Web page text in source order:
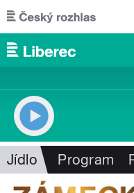
Přejít k hlavnímu obsahu
Jídlo Program